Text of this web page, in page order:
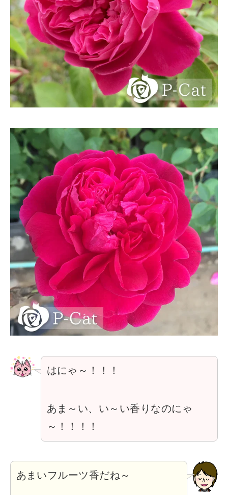
はにゃ～！！！
あま～い、い～い香りなのにゃ
～！！！！
あまいフルーツ香だね～